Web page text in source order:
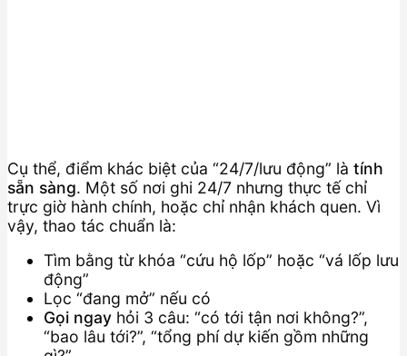
Cụ thể, điểm khác biệt của “24/7/lưu động” là tính
sẵn sàng. Một số nơi ghi 24/7 nhưng thực tế chỉ
trực giờ hành chính, hoặc chỉ nhận khách quen. Vì
vậy, thao tác chuẩn là:
Tìm bằng từ khóa “cứu hộ lốp” hoặc “vá lốp lưu
động”
Lọc “đang mở” nếu có
Gọi ngay hỏi 3 câu: “có tới tận nơi không?”,
“bao lâu tới?”, “tổng phí dự kiến gồm những